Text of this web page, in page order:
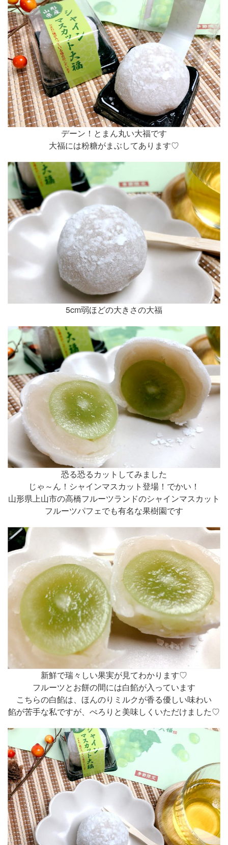
デーン！とまん丸い大福です
大福には粉糖がまぶしてあります♡
5cm弱ほどの大きさの大福
恐る恐るカットしてみました
じゃ～ん！シャインマスカット登場！でかい！
山形県上山市の高橋フルーツランドのシャインマスカット
フルーツパフェでも有名な果樹園です
新鮮で瑞々しい果実が見てわかります♡
フルーツとお餅の間には白餡が入っています
こちらの白餡は、ほんのりミルクが香る優しい味わい
餡が苦手な私ですが、ぺろりと美味しくいただけました♡